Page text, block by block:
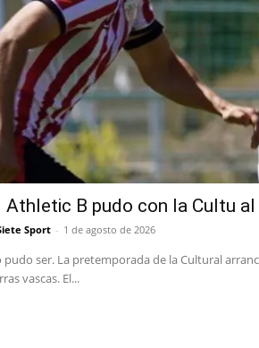
Athletic B pudo con la Cultu
Sport - 1 de agosto de 2026
pudo ser. La pretemporada de la Cultural
vascas. El...